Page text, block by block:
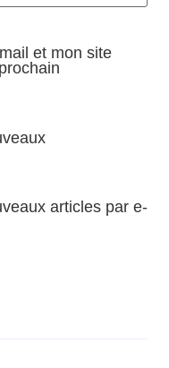
et mon site
articles par e-